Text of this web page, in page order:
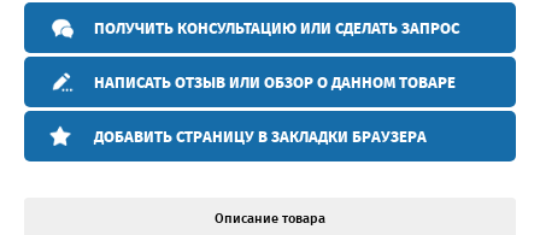
ПОЛУЧИТЬ КОНСУЛЬТАЦИЮ ИЛИ СДЕЛАТЬ ЗАПРОС
НАПИСАТЬ ОТЗЫВ ИЛИ ОБЗОР О ДАННОМ ТОВАРЕ
ДОБАВИТЬ СТРАНИЦУ В ЗАКЛАДКИ БРАУЗЕРА
Описание товара